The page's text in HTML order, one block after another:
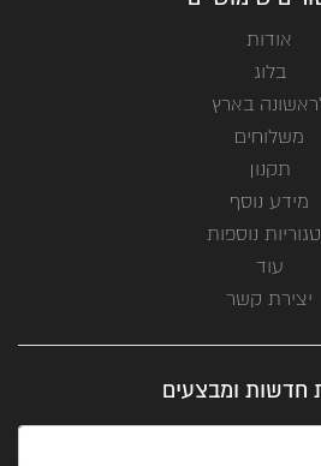
אודות
בלוג
בארץ
משלוחים
תקנון
מידע נוסף
נוספות
עוד
יצירת קשר
חדשות ומבצעים